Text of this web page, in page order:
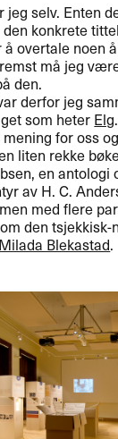
jeg selv. Enten
konkrete
​å overtale noen
m​å jeg
den.​​
derfor jeg
som heter Elg
for oss
liten rekke
en antologi
av H. C.
med flere
den
Milada Blekastad.